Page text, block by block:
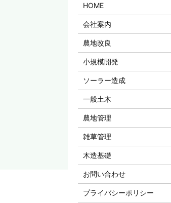
HOME
会社案内
農地改良
小規模開発
ソーラー造成
一般土木
農地管理
雑草管理
木造基礎
お問い合わせ
プライバシーポリシー